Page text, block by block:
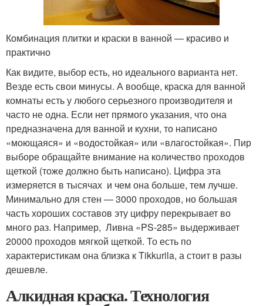
Комбинация плитки и краски в ванной — красиво и
практично
Как видите, выбор есть, но идеального варианта нет.
Везде есть свои минусы. А вообще, краска для ванной
комнаты есть у любого серьезного производителя и
часто не одна. Если нет прямого указания, что она
предназначена для ванной и кухни, то написано
«моющаяся» и «водостойкая» или «влагостойкая». Пир
выборе обращайте внимание на количество проходов
щеткой (тоже должно быть написано). Цифра эта
измеряется в тысячах и чем она больше, тем лучше.
Минимально для стен — 3000 проходов, но большая
часть хороших составов эту цифру перекрывает во
много раз. Например, Ливна «PS-285» выдерживает
20000 проходов мягкой щеткой. То есть по
характеристикам она близка к Tikkurila, а стоит в разы
дешевле.
Алкидная краска. Технология